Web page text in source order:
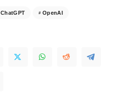
ChatGPT OpenAI